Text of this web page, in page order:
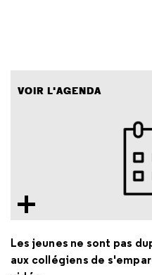
VOIR L'AGENDA
Les jeunes ne sont pas
aux collégiens de